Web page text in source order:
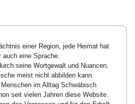
einer Region, jede Heimat hat
auch eine Sprache.
seine Wortgewalt und Nuancen,
meist nicht abbilden kann.
im Alltag Schwäbisch
seit vielen Jahren diese Website.